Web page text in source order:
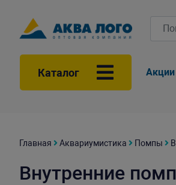
Каталог Акции
Главная Аквариумистика Помпы
Внутренние